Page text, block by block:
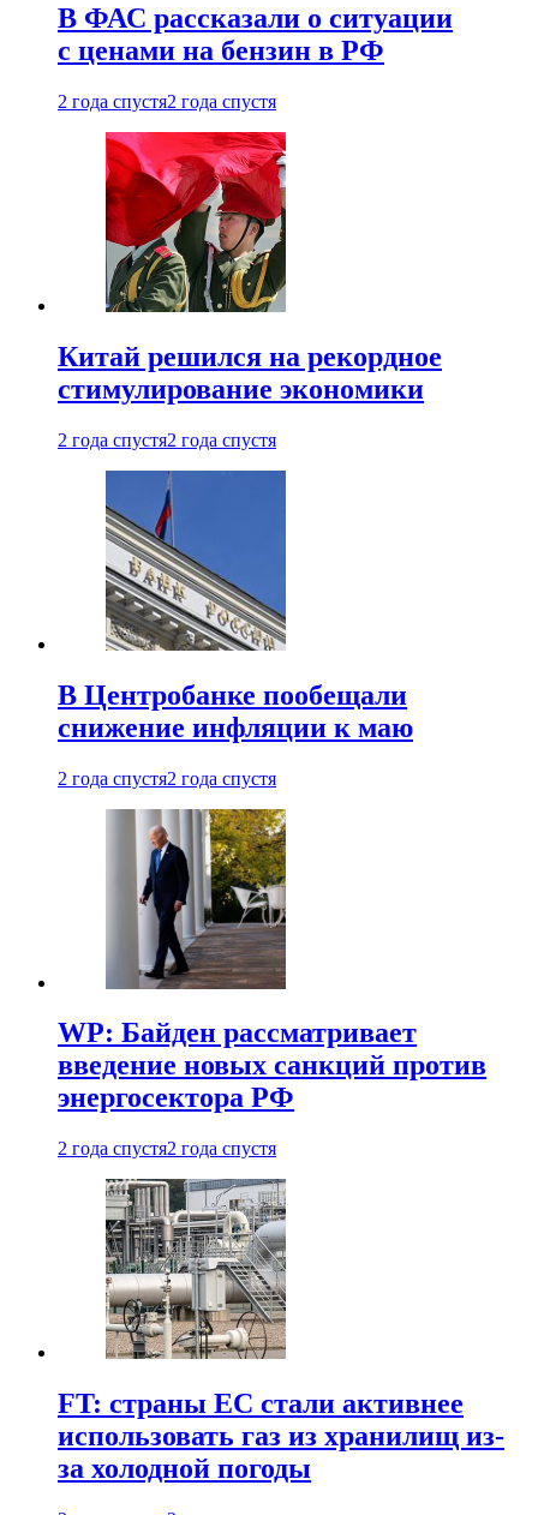
В ФАС рассказали о ситуации
с ценами на бензин в РФ
2 года спустя2 года спустя
Китай решился на рекордное
стимулирование экономики
2 года спустя2 года спустя
В Центробанке пообещали
снижение инфляции к маю
2 года спустя2 года спустя
WP: Байден рассматривает
введение новых санкций против
энергосектора РФ
2 года спустя2 года спустя
FT: страны ЕС стали активнее
использовать газ из хранилищ из-
за холодной погоды